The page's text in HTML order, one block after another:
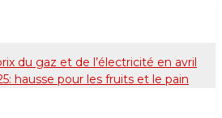
du gaz et de l’électricité en avril
hausse pour les fruits et le pain